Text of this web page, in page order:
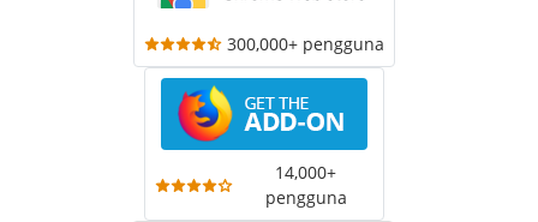
300,000+ pengguna
14,000+
pengguna